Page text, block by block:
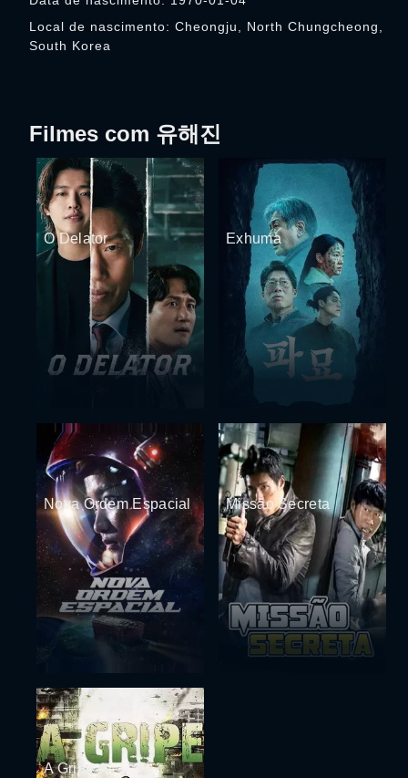
Local de nascimento: Cheongju, North Chungcheong,
South Korea
Filmes com 유해진
O Delator Exhuma
Nova Ordem Espacial Missão Secreta
A Gripe